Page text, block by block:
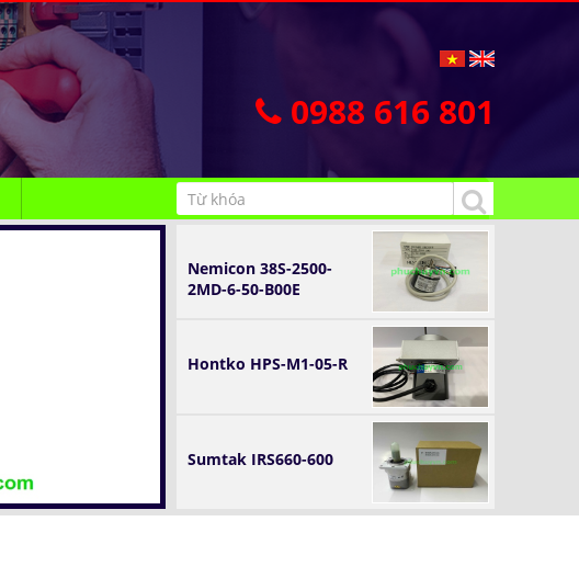
0988 616 801
Nemicon 38S-2500-
2MD-6-50-B00E
Hontko HPS-M1-05-R
Sumtak IRS660-600